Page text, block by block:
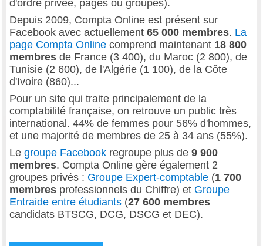
d'ordre privée, pages ou groupes).
Depuis 2009, Compta Online est présent sur
Facebook avec actuellement 65 000 membres. La
page Compta Online comprend maintenant 18 800
membres de France (3 400), du Maroc (2 800), de
Tunisie (2 600), de l'Algérie (1 100), de la Côte
d'Ivoire (860)...
Pour un site qui traite principalement de la
comptabilité française, on retrouve un public très
international. 44% de femmes pour 56% d'hommes,
et une majorité de membres de 25 à 34 ans (55%).
Le groupe Facebook regroupe plus de 9 900
membres. Compta Online gère également 2
groupes privés : Groupe Expert-comptable (1 700
membres professionnels du Chiffre) et Groupe
Entraide entre étudiants (27 600 membres
candidats BTSCG, DCG, DSCG et DEC).